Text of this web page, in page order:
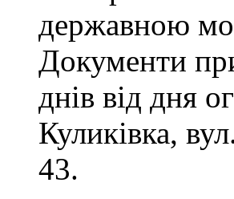
державною
Документи
днів від дня
Куликівка,
43.